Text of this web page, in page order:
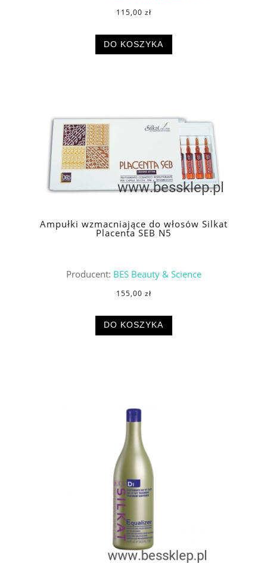
115,00 zł
DO KOSZYKA
Ampułki wzmacniające do włosów Silkat
Placenta SEB N5
Producent: BES Beauty & Science
155,00 zł
DO KOSZYKA